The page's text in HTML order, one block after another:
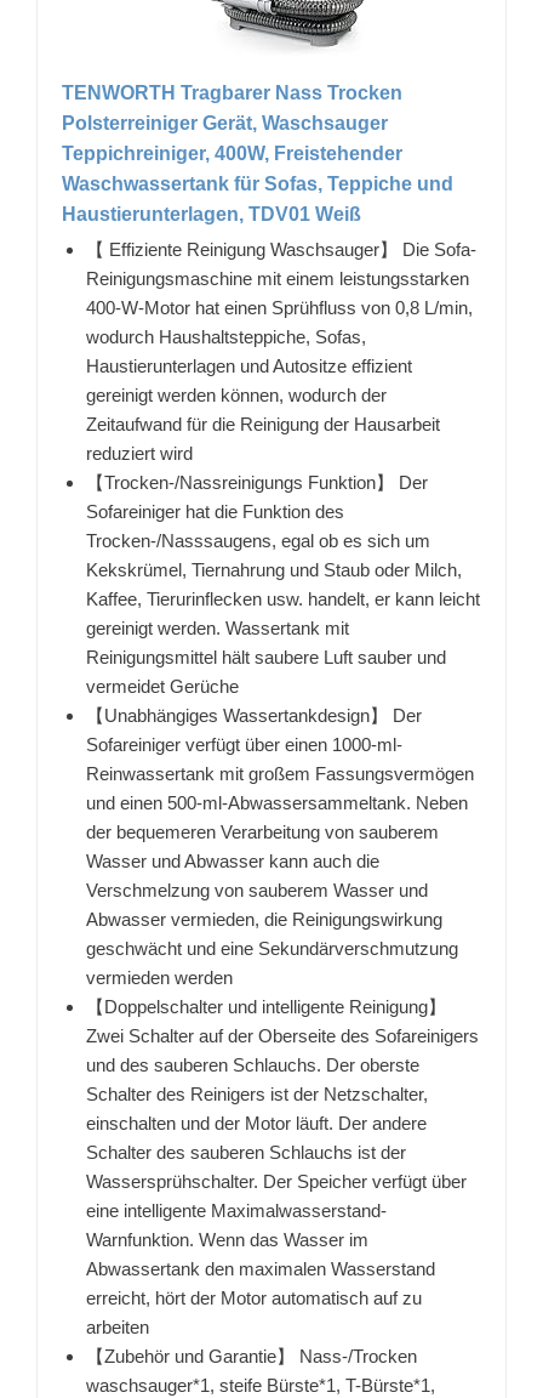
TENWORTH Tragbarer Nass Trocken
Polsterreiniger Gerät, Waschsauger
Teppichreiniger, 400W, Freistehender
Waschwassertank für Sofas, Teppiche und
Haustierunterlagen, TDV01 Weiß
【 Effiziente Reinigung Waschsauger】 Die Sofa-
Reinigungsmaschine mit einem leistungsstarken
400-W-Motor hat einen Sprühfluss von 0,8 L/min,
wodurch Haushaltsteppiche, Sofas,
Haustierunterlagen und Autositze effizient
gereinigt werden können, wodurch der
Zeitaufwand für die Reinigung der Hausarbeit
reduziert wird
【Trocken-/Nassreinigungs Funktion】 Der
Sofareiniger hat die Funktion des
Trocken-/Nasssaugens, egal ob es sich um
Kekskrümel, Tiernahrung und Staub oder Milch,
Kaffee, Tierurinflecken usw. handelt, er kann leicht
gereinigt werden. Wassertank mit
Reinigungsmittel hält saubere Luft sauber und
vermeidet Gerüche
【Unabhängiges Wassertankdesign】 Der
Sofareiniger verfügt über einen 1000-ml-
Reinwassertank mit großem Fassungsvermögen
und einen 500-ml-Abwassersammeltank. Neben
der bequemeren Verarbeitung von sauberem
Wasser und Abwasser kann auch die
Verschmelzung von sauberem Wasser und
Abwasser vermieden, die Reinigungswirkung
geschwächt und eine Sekundärverschmutzung
vermieden werden
【Doppelschalter und intelligente Reinigung】
Zwei Schalter auf der Oberseite des Sofareinigers
und des sauberen Schlauchs. Der oberste
Schalter des Reinigers ist der Netzschalter,
einschalten und der Motor läuft. Der andere
Schalter des sauberen Schlauchs ist der
Wassersprühschalter. Der Speicher verfügt über
eine intelligente Maximalwasserstand-
Warnfunktion. Wenn das Wasser im
Abwassertank den maximalen Wasserstand
erreicht, hört der Motor automatisch auf zu
arbeiten
【Zubehör und Garantie】 Nass-/Trocken
waschsauger*1, steife Bürste*1, T-Bürste*1,